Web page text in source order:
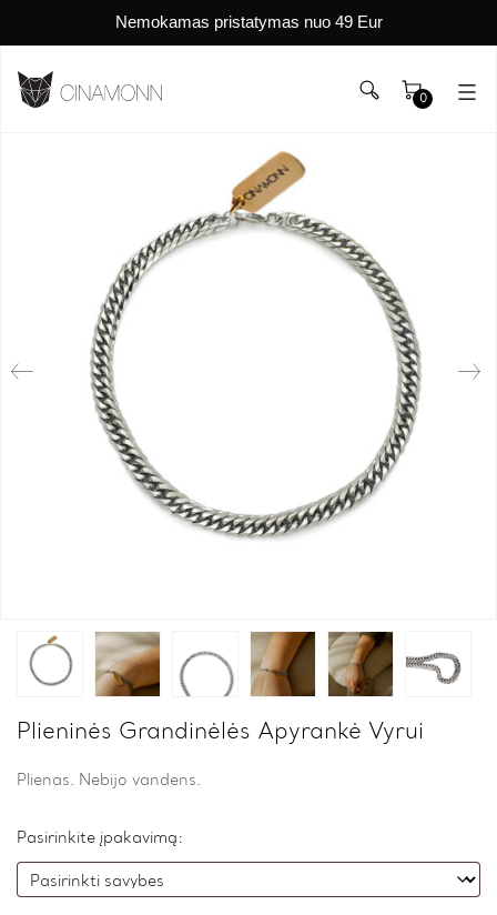
Nemokamas pristatymas nuo 49 Eur
0
Plieninės Grandinėlės Apyrankė Vyrui
Plienas. Nebijo vandens.
Pasirinkite įpakavimą: